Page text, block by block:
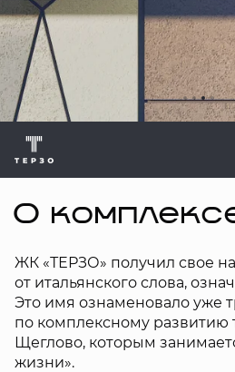
О
ЖК «ТЕРЗО» получил свое
от итальянского слова,
Это имя ознаменовало уже
по комплексному развитию
Щеглово, которым
жизни».